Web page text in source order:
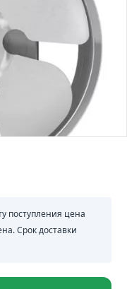
поступления цена
Срок доставки